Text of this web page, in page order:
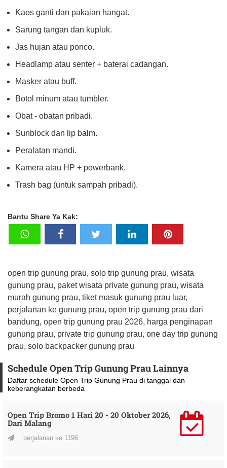
Kaos ganti dan pakaian hangat.
Sarung tangan dan kupluk.
Jas hujan atau ponco.
Headlamp atau senter + baterai cadangan.
Masker atau buff.
Botol minum atau tumbler.
Obat - obatan pribadi.
Sunblock dan lip balm.
Peralatan mandi.
Kamera atau HP + powerbank.
Trash bag (untuk sampah pribadi).
Bantu Share Ya Kak:
open trip gunung prau, solo trip gunung prau, wisata
gunung prau, paket wisata private gunung prau, wisata
murah gunung prau, tiket masuk gunung prau luar,
perjalanan ke gunung prau, open trip gunung prau dari
bandung, open trip gunung prau 2026, harga penginapan
gunung prau, private trip gunung prau, one day trip gunung
prau, solo backpacker gunung prau
Schedule Open Trip Gunung Prau Lainnya
Daftar schedule Open Trip Gunung Prau di tanggal dan
keberangkatan berbeda
Open Trip Bromo 1 Hari 20 - 20 Oktober 2026,
Dari Malang
perjalanan ke 1196